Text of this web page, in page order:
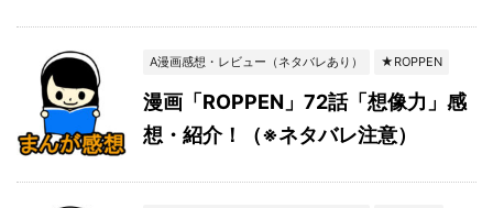
A漫画感想・レビュー（ネタバレあり） ★ROPPEN
漫画「ROPPEN」72話「想像力」感
想・紹介！（※ネタバレ注意）